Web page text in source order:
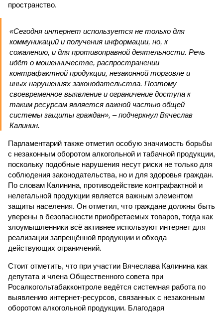
пространство.
«Сегодня интернет используется не только для
коммуникаций и получения информации, но, к
сожалению, и для противоправной деятельности. Речь
идёт о мошенничестве, распространении
контрафактной продукции, незаконной торговле и
иных нарушениях законодательства. Поэтому
своевременное выявление и ограничение доступа к
таким ресурсам является важной частью общей
системы защиты граждан», – подчеркнул Вячеслав
Калинин.
Парламентарий также отметил особую значимость борьбы
с незаконным оборотом алкогольной и табачной продукции,
поскольку подобные нарушения несут риски не только для
соблюдения законодательства, но и для здоровья граждан.
По словам Калинина, противодействие контрафактной и
нелегальной продукции является важным элементом
защиты населения. Он отметил, что граждане должны быть
уверены в безопасности приобретаемых товаров, тогда как
злоумышленники всё активнее используют интернет для
реализации запрещённой продукции и обхода
действующих ограничений.
Стоит отметить, что при участии Вячеслава Калинина как
депутата и члена Общественного совета при
Росалкогольтабакконтроле ведётся системная работа по
выявлению интернет-ресурсов, связанных с незаконным
оборотом алкогольной продукции. Благодаря